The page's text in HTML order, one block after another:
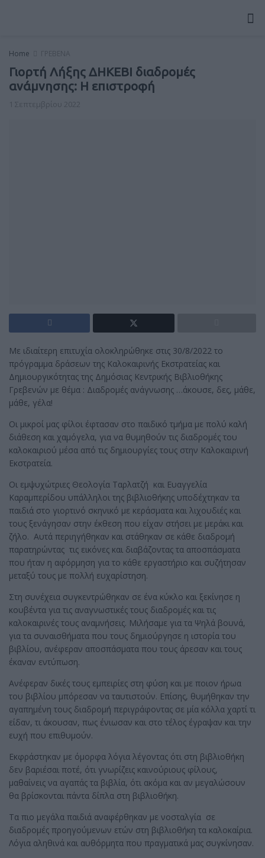
Home ΓΡΕΒΕΝΑ
Γιορτή Λήξης ΔΗΚΕΒΙ διαδρομές
ανάμνησης: Η επιστροφή
1 Σεπτεμβρίου 2022
Με ιδιαίτερη επιτυχία ολοκληρώθηκε στις 30/8/2022 το
πρόγραμμα δράσεων της Καλοκαιρινής Εκστρατείας και
Δημιουργικότητας της Δημόσιας Κεντρικής Βιβλιοθήκης
Γρεβενών με θέμα : Διαδρομές ανάγνωσης …άκουσε, δες, μάθε,
μάθε, γέλα!
Οι μικροί μας φίλοι έφτασαν στο παιδικό τμήμα με πολύ καλή
διάθεση και χαμόγελα, για να θυμηθούν τις διαδρομές του
καλοκαιριού μέσα από τις δημιουργίες τους στην Καλοκαιρινή
Εκστρατεία.
Οι εμψυχώτριες Θεολογία Ταρλατζή και Ευαγγελία
Καραμπερίδου υπάλληλοι της βιβλιοθήκης υποδέχτηκαν τα
παιδιά στο γιορτινό σκηνικό με κεράσματα και λιχουδιές και
τους ξενάγησαν στην έκθεση που είχαν στήσει με μεράκι και
ζήλο. Αυτά περιηγήθηκαν και στάθηκαν σε κάθε διαδρομή
παρατηρώντας τις εικόνες και διαβάζοντας τα αποσπάσματα
που ήταν η αφόρμηση για το κάθε εργαστήριο και συζήτησαν
μεταξύ τους με πολλή ευχαρίστηση.
Στη συνέχεια συγκεντρώθηκαν σε ένα κύκλο και ξεκίνησε η
κουβέντα για τις αναγνωστικές τους διαδρομές και τις
καλοκαιρινές τους αναμνήσεις. Μιλήσαμε για τα Ψηλά βουνά,
για τα συναισθήματα που τους δημιούργησε η ιστορία του
βιβλίου, ανέφεραν αποσπάσματα που τους άρεσαν και τους
έκαναν εντύπωση.
Ανέφεραν δικές τους εμπειρίες στη φύση και με ποιον ήρωα
του βιβλίου μπόρεσαν να ταυτιστούν. Επίσης, θυμήθηκαν την
αγαπημένη τους διαδρομή περιγράφοντας σε μία κόλλα χαρτί τι
είδαν, τι άκουσαν, πως ένιωσαν και στο τέλος έγραψαν και την
ευχή που επιθυμούν.
Εκφράστηκαν με όμορφα λόγια λέγοντας ότι στη βιβλιοθήκη
δεν βαριέσαι ποτέ, ότι γνωρίζεις καινούριους φίλους,
μαθαίνεις να αγαπάς τα βιβλία, ότι ακόμα και αν μεγαλώσουν
θα βρίσκονται πάντα δίπλα στη βιβλιοθήκη.
Τα πιο μεγάλα παιδιά αναφέρθηκαν με νοσταλγία σε
διαδρομές προηγούμενων ετών στη βιβλιοθήκη τα καλοκαίρια.
Λόγια αληθινά και αυθόρμητα που πραγματικά μας συγκίνησαν.